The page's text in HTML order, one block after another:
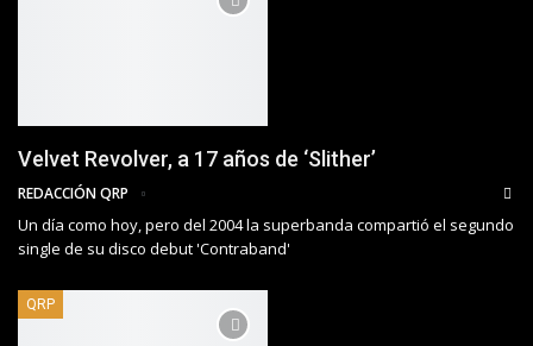
Velvet Revolver, a 17 años de ‘Slither’
REDACCIÓN QRP
Un día como hoy, pero del 2004 la superbanda compartió el segundo
single de su disco debut 'Contraband'
QRP